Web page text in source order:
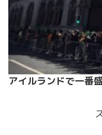
アイルランドで一番